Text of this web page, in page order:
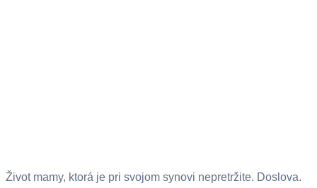
Život mamy, ktorá je pri svojom synovi nepretržite. Doslova.